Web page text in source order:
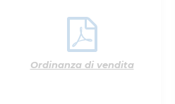
Ordinanza di vendita